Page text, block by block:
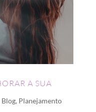
A SUA
Blog, Planejamento